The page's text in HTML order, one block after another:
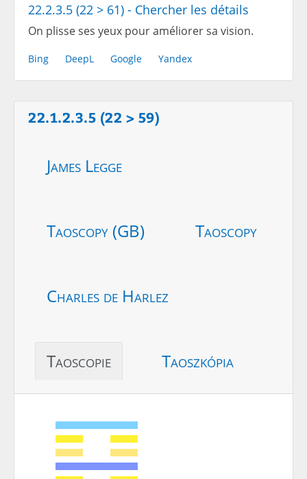
22.2.3.5 (22 > 61) - Chercher les détails
On plisse ses yeux pour améliorer sa vision.
Bing DeepL Google Yandex
22.1.2.3.5 (22 > 59)
James Legge
Taoscopy (GB) Taoscopy
Charles de Harlez
Taoscopie Taoszkópia